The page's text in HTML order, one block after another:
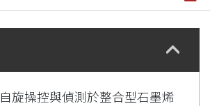
Details
自旋操控與偵測於整合型石墨烯